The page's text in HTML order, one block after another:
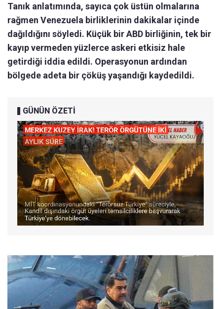
Tanık anlatımında, sayıca çok üstün olmalarına
rağmen Venezuela birliklerinin dakikalar içinde
dağıldığını söyledi. Küçük bir ABD birliğinin, tek bir
kayıp vermeden yüzlerce askeri etkisiz hale
getirdiği iddia edildi. Operasyonun ardından
bölgede adeta bir çöküş yaşandığı kaydedildi.
GÜNÜN ÖZETİ